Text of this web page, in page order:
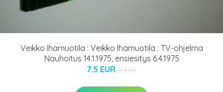
Veikko Ihamuotila : Veikko Ihamuotila : TV-ohjelma
Nauhoitus 14.1.1975, ensiesitys 6.4.1975
7.5 EUR 12 EUR